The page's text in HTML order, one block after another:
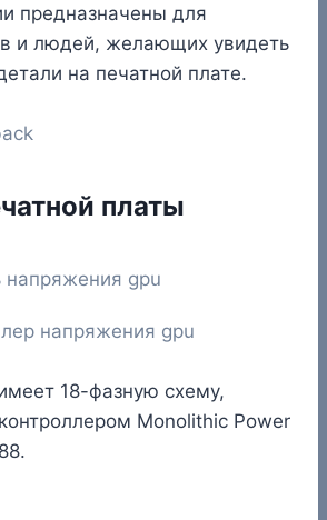
предназначены для
и людей, желающих увидеть
на печатной плате.
платы
18-фазную схему,
Monolithic Power